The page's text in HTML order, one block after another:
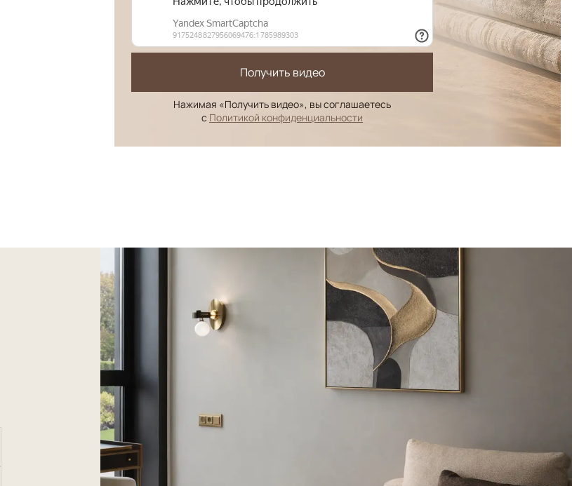
Получить видео
Нажимая «Получить видео», вы соглашаетесь
с Политикой конфиденциальности